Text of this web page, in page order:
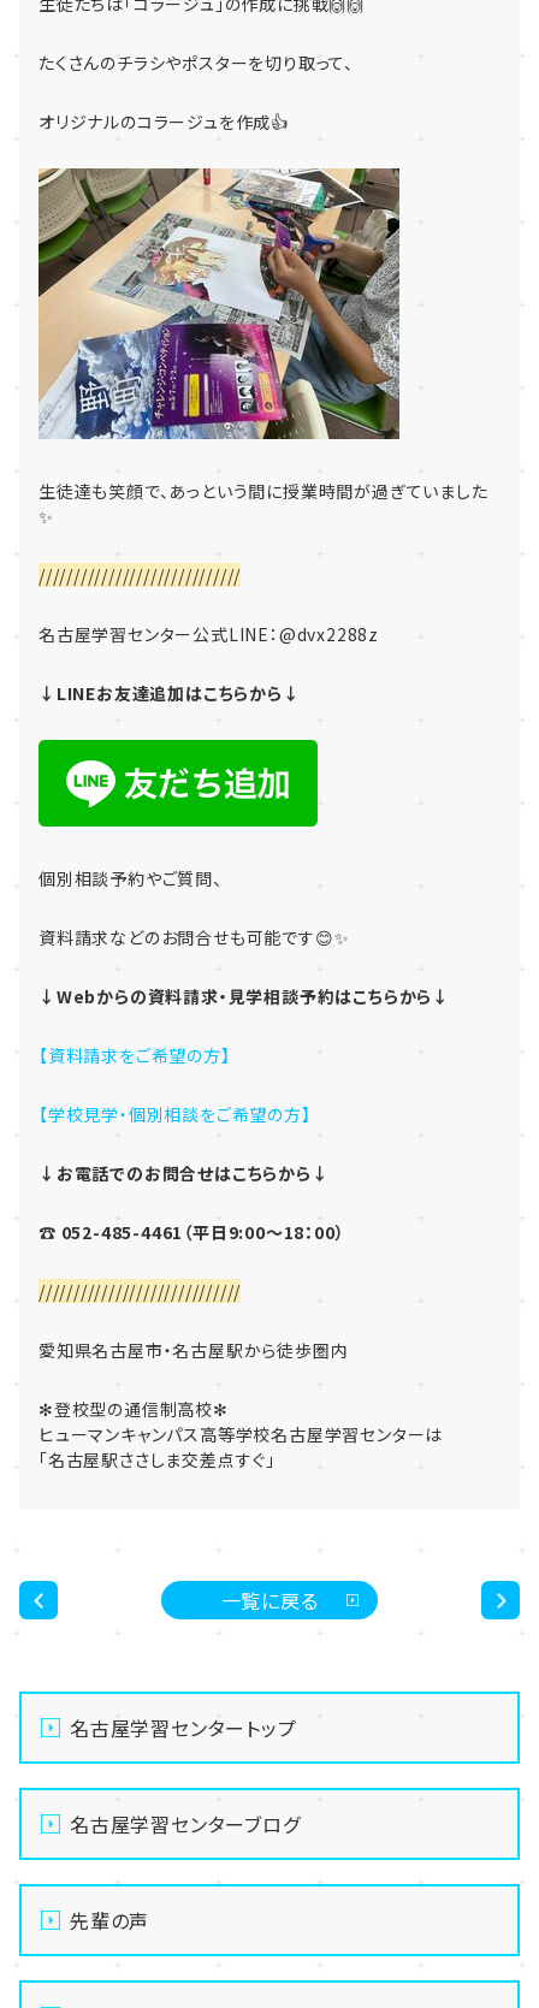
たくさんのチラシやポスターを切り取って、
オリジナルのコラージュを作成👍
生徒達も笑顔で、あっという間に授業時間が過ぎていました
✨
/////////////////////////////
名古屋学習センター公式LINE： @dvx2288z
↓LINEお友達追加はこちらから↓
個別相談予約やご質問、
資料請求などのお問合せも可能です😊✨
↓Webからの資料請求・見学相談予約はこちらから↓
【資料請求をご希望の方】
【学校見学・個別相談をご希望の方】
↓お電話でのお問合せはこちらから↓
☎ 052-485-4461（平日9:00～18：00）
/////////////////////////////
愛知県名古屋市・名古屋駅から徒歩圏内
✻登校型の通信制高校✻
ヒューマンキャンパス高等学校名古屋学習センターは
「名古屋駅ささしま交差点すぐ」
一覧に戻る
名古屋学習センタートップ
名古屋学習センターブログ
先輩の声